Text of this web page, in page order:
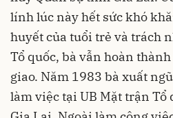
lính lúc này hết sức khó
huyết của tuổi trẻ và trách
Tổ quốc, bà vẫn hoàn
giao. Năm 1983 bà xuất
làm việc tại UB Mặt trận